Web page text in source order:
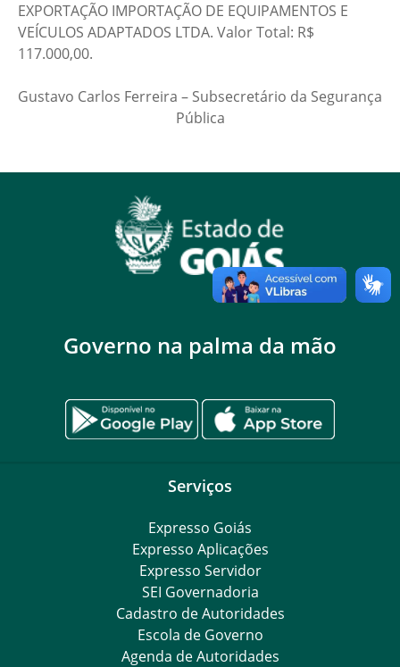
EXPORTAÇÃO IMPORTAÇÃO DE EQUIPAMENTOS E
VEÍCULOS ADAPTADOS LTDA. Valor Total: R$
117.000,00.
Gustavo Carlos Ferreira – Subsecretário da Segurança
Pública
Governo na palma da mão
Serviços
Expresso Goiás
Expresso Aplicações
Expresso Servidor
SEI Governadoria
Cadastro de Autoridades
Escola de Governo
Agenda de Autoridades